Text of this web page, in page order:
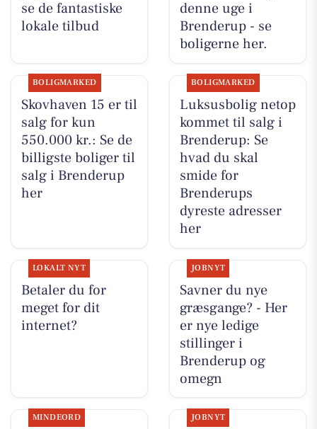
se de fantastiske
lokale tilbud
denne uge i
Brenderup - se
boligerne her.
BOLIGMARKED
Skovhaven 15 er til
salg for kun
550.000 kr.: Se de
billigste boliger til
salg i Brenderup
her
BOLIGMARKED
Luksusbolig netop
kommet til salg i
Brenderup: Se
hvad du skal
smide for
Brenderups
dyreste adresser
her
LOKALT NYT
Betaler du for
meget for dit
internet?
JOBNYT
Savner du nye
græsgange? - Her
er nye ledige
stillinger i
Brenderup og
omegn
MINDEORD JOBNYT